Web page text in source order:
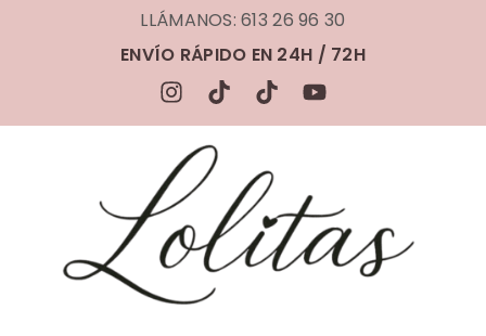
LLÁMANOS: 613 26 96 30
ENVÍO RÁPIDO EN 24H / 72H